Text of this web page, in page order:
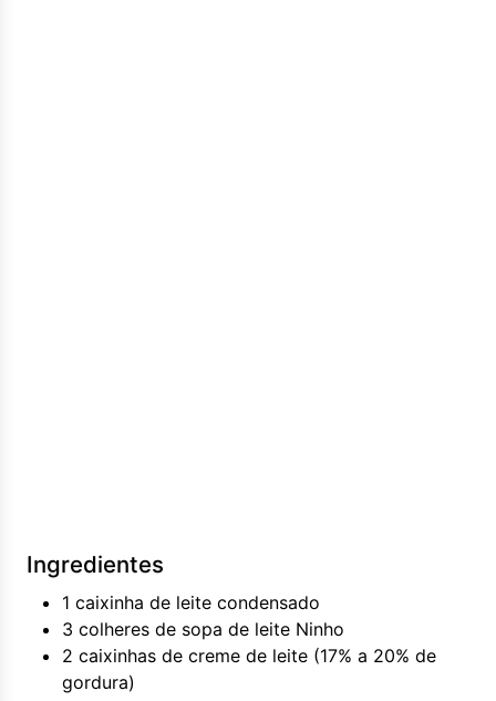
Ingredientes
1 caixinha de leite condensado
3 colheres de sopa de leite Ninho
2 caixinhas de creme de leite (17% a 20% de
gordura)